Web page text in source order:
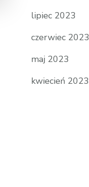
lipiec 2023
czerwiec 2023
maj 2023
kwiecień 2023